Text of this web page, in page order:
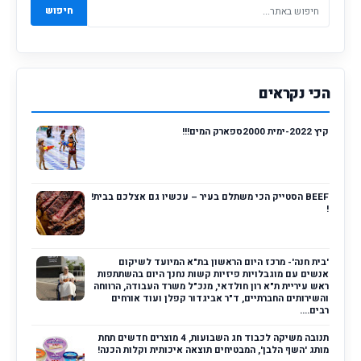
חיפוש
הכי נקראים
קיץ 2022-ימית 2000ספארק המים!!!
BEEF הסטייק הכי משתלם בעיר – עכשיו גם אצלכם בבית!
!
'בית חנה'- מרכז היום הראשון בת"א המיועד לשיקום
אנשים עם מוגבלויות פיזיות קשות נחנך היום בהשתתפות
ראש עיריית ת"א רון חולדאי, מנכ"ל משרד העבודה, הרווחה
והשירותים החברתיים, ד"ר אביגדור קפלן ועוד אורחים
רבים....
תנובה משיקה לכבוד חג השבועות, 4 מוצרים חדשים תחת
מותג 'השף הלבן', המבטיחים תוצאה איכותית וקלות הכנה!